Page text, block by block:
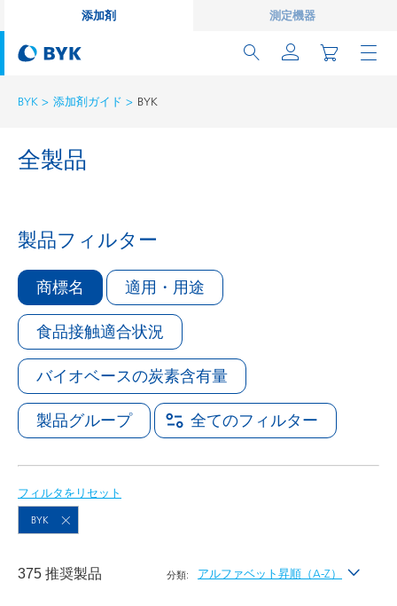
添加剤 測定機器
BYK 添加剤ガイド BYK
全製品
製品フィルター
適用・用途
商標名
食品接触適合状況
バイオベースの炭素含有量
製品グループ 全てのフィルター
フィルタをリセット
BYK
375 推奨製品 分類: アルファベット昇順（A-Z）